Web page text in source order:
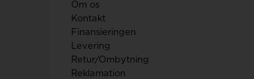
Om os
Kontakt
Finansieringen
Levering
Retur/Ombytning
Reklamation